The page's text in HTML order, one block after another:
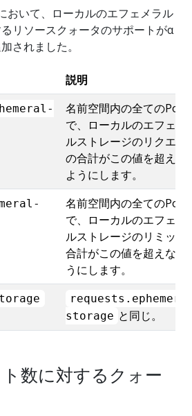
おいて、ローカルのエフェメラル
リソースクォータのサポートがα
されました。
説明
名前空間内の全てのPod
で、ローカルのエフェメ
ルストレージのリクエス
の合計がこの値を超えな
ようにします。
名前空間内の全てのPod
で、ローカルのエフェメ
ルストレージのリミット
合計がこの値を超えない
うにします。
storage と同じ。
数に対するクォー